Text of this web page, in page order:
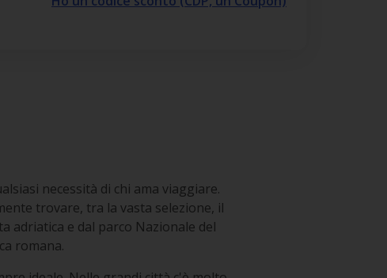
necessità di chi ama viaggiare.
trovare, tra la vasta selezione, il
adriatica e dal parco Nazionale del
romana.